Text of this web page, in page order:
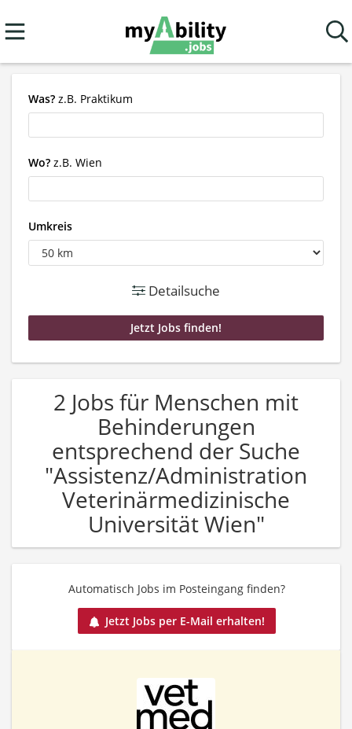
Was? z.B. Praktikum
Wo? z.B. Wien
Umkreis
Detailsuche
2 Jobs für Menschen mit
Behinderungen
entsprechend der Suche
"Assistenz/Administration
Veterinärmedizinische
Universität Wien"
Automatisch Jobs im Posteingang finden?
Jetzt Jobs per E-Mail erhalten!